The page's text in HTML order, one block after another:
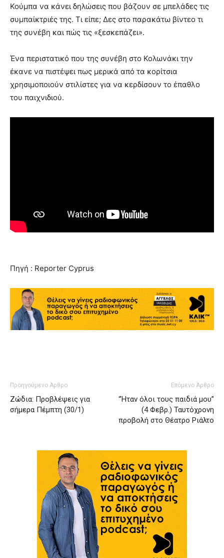
Κούμπα να κάνει δηλώσεις που βάζουν σε μπελάδες τις
συμπαίκτριές της. Τι είπε; Δες στο παρακάτω βίντεο τι
της συνέβη και πώς τις «ξεσκεπάζει».
Ένα περιστατικό που της συνέβη στο Κολωνάκι την
έκανε να πιστέψει πως μερικά από τα κορίτσια
χρησιμοποιούν στιλίστες για να κερδίσουν το έπαθλο
του παιχνιδιού.
Πηγή : Reporter Cyprus
Προηγούμενο Άρθρο
Ζώδια: Προβλέψεις για
σήμερα Πέμπτη (30/1)
Επόμενο Άρθρο
“Ήταν όλοι τους παιδιά μου”
(4 Φεβρ.) Ταυτόχρονη
προβολή στο Θέατρο Ριάλτο